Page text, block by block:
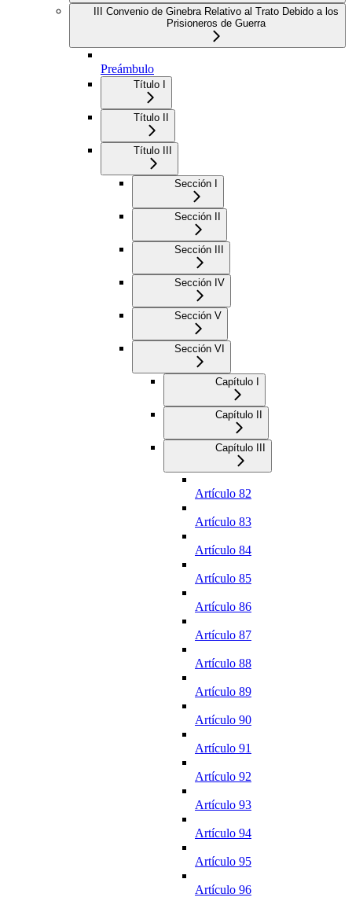
III Convenio de Ginebra Relativo al Trato Debido a los
Prisioneros de Guerra
Preámbulo
Título I
Título II
Título III
Sección I
Sección II
Sección III
Sección IV
Sección V
Sección VI
Capítulo I
Capítulo II
Capítulo III
Artículo 82
Artículo 83
Artículo 84
Artículo 85
Artículo 86
Artículo 87
Artículo 88
Artículo 89
Artículo 90
Artículo 91
Artículo 92
Artículo 93
Artículo 94
Artículo 95
Artículo 96